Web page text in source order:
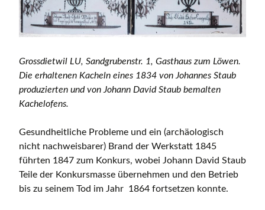
Grossdietwil LU, Sandgrubenstr. 1, Gasthaus zum Löwen.
Die erhaltenen Kacheln eines 1834 von Johannes Staub
produzierten und von Johann David Staub bemalten
Kachelofens.
Gesundheitliche Probleme und ein (archäologisch
nicht nachweisbarer) Brand der Werkstatt 1845
führten 1847 zum Konkurs, wobei Johann David Staub
Teile der Konkursmasse übernehmen und den Betrieb
bis zu seinem Tod im Jahr 1864 fortsetzen konnte.